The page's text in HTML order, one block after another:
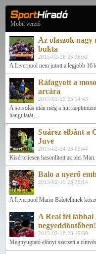
Mobil verzió
Az olaszok
bukta
2015-02-26 23:36:52
A Liverpool nem jutott a legjobb 16
Ráfagyott a
arcára
2015-02-25 23:14:43
A sorsolás után még a
hangulatát,...
Suárez elbánt a
Juve
2015-02-24 23:09:44
Kísértetiesen hasonlított az idei
Balo a nyerő
2015-02-19 23:35:14
A Liverpool Mario Balotellinek
A Real fél
negyeddöntőben!
2015-02-18 23:19:30
Megnyugtató előnyt szerzett a